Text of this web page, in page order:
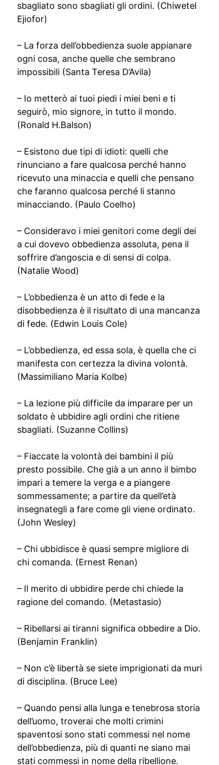
sbagliato sono sbagliati gli ordini. (Chiwetel
Ejiofor)
– La forza dell’obbedienza suole appianare
ogni cosa, anche quelle che sembrano
impossibili (Santa Teresa D’Avila)
– Io metterò ai tuoi piedi i miei beni e ti
seguirò, mio signore, in tutto il mondo.
(Ronald H.Balson)
– Esistono due tipi di idioti: quelli che
rinunciano a fare qualcosa perché hanno
ricevuto una minaccia e quelli che pensano
che faranno qualcosa perché li stanno
minacciando. (Paulo Coelho)
– Consideravo i miei genitori come degli dei
a cui dovevo obbedienza assoluta, pena il
soffrire d’angoscia e di sensi di colpa.
(Natalie Wood)
– L’obbedienza è un atto di fede e la
disobbedienza è il risultato di una mancanza
di fede. (Edwin Louis Cole)
– L’obbedienza, ed essa sola, è quella che ci
manifesta con certezza la divina volontà.
(Massimiliano Maria Kolbe)
– La lezione più difficile da imparare per un
soldato è ubbidire agli ordini che ritiene
sbagliati. (Suzanne Collins)
– Fiaccate la volontà dei bambini il più
presto possibile. Che già a un anno il bimbo
impari a temere la verga e a piangere
sommessamente; a partire da quell’età
insegnategli a fare come gli viene ordinato.
(John Wesley)
– Chi ubbidisce è quasi sempre migliore di
chi comanda. (Ernest Renan)
– Il merito di ubbidire perde chi chiede la
ragione del comando. (Metastasio)
– Ribellarsi ai tiranni significa obbedire a Dio.
(Benjamin Franklin)
– Non c’è libertà se siete imprigionati da muri
di disciplina. (Bruce Lee)
– Quando pensi alla lunga e tenebrosa storia
dell’uomo, troverai che molti crimini
spaventosi sono stati commessi nel nome
dell’obbedienza, più di quanti ne siano mai
stati commessi in nome della ribellione.